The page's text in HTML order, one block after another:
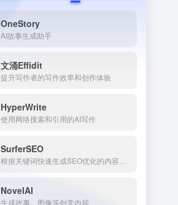
OneStory
AI故事生成助手
文涌Effidit
提升写作者的写作效率和创作体验
HyperWrite
使用网络搜索和引用的AI写作
SurferSEO
NovelAI
生成故事、图像等创意内容